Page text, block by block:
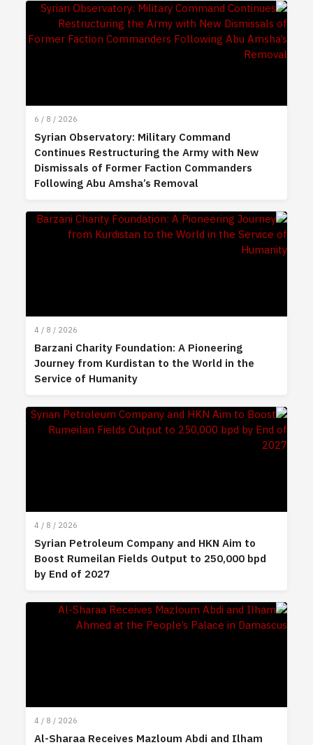
6 / 8 / 2026
Syrian Observatory: Military Command
Continues Restructuring the Army with New
Dismissals of Former Faction Commanders
Following Abu Amsha’s Removal
4 / 8 / 2026
Barzani Charity Foundation: A Pioneering
Journey from Kurdistan to the World in the
Service of Humanity
4 / 8 / 2026
Syrian Petroleum Company and HKN Aim to
Boost Rumeilan Fields Output to 250,000 bpd
by End of 2027
4 / 8 / 2026
Al-Sharaa Receives Mazloum Abdi and Ilham